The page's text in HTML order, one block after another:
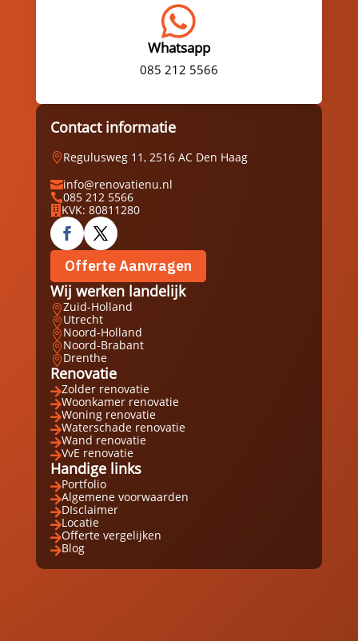

Whatsapp
085 212 5566
Contact informatie
Regulusweg 11, 2516 AC Den Haag
info@renovatienu.nl
085 212 5566
 KVK: 80811280
Offerte Aanvragen
Wij werken landelijk
Zuid-Holland
Utrecht
Noord-Holland
Noord-Brabant
Drenthe
Renovatie
Zolder renovatie
Woonkamer renovatie
Woning renovatie
Waterschade renovatie
Wand renovatie
VvE renovatie
Handige links
Portfolio
Algemene voorwaarden
DIsclaimer
Locatie
Offerte vergelijken
Blog